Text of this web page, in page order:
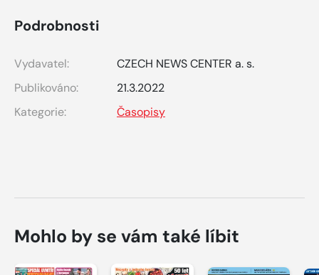
Podrobnosti
Vydavatel:
CZECH NEWS CENTER a. s.
Publikováno:
21.3.2022
Kategorie:
Časopisy
Mohlo by se vám také líbit